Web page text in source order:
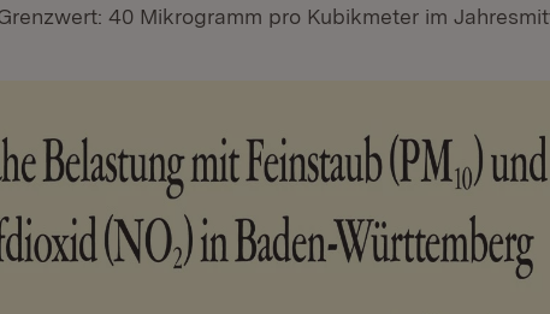
40 Mikrogramm pro Kubikmeter im